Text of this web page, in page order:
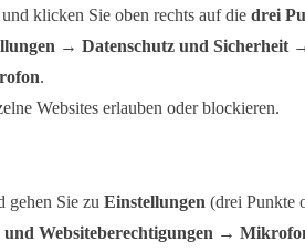
und klicken Sie oben rechts auf die drei
→ Datenschutz und Sicherheit
.
Websites erlauben oder blockieren.
gehen Sie zu Einstellungen (drei Punkte
und Websiteberechtigungen →